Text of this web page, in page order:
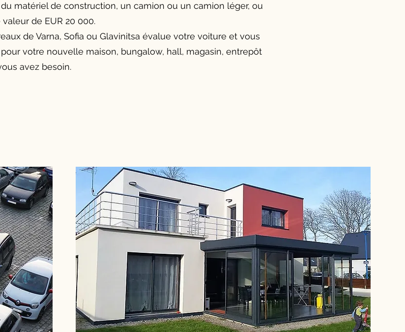
matériel de construction, un camion ou un camion léger, ou
de EUR 20 000.
de Varna, Sofia ou Glavinitsa évalue votre voiture et vous
votre nouvelle maison, bungalow, hall, magasin, entrepôt
avez besoin.